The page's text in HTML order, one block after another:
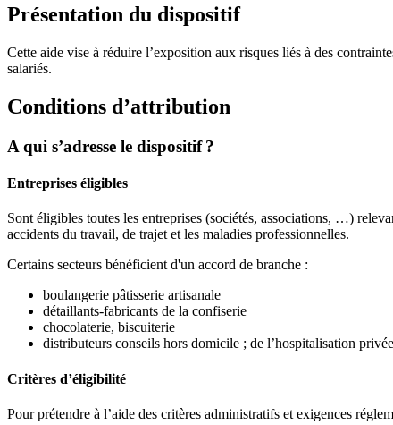
Présentation du dispositif
Cette aide vise à réduire l’exposition aux risques liés à des
salariés.
Conditions d’attribution
A qui s’adresse le dispositif ?
Entreprises éligibles
Sont éligibles toutes les entreprises (sociétés, associations, …)
accidents du travail, de trajet et les maladies professionnelles.
Certains secteurs bénéficient d'un accord de branche :
boulangerie pâtisserie artisanale
détaillants-fabricants de la confiserie
chocolaterie, biscuiterie
distributeurs conseils hors domicile ; de l’hospitalisation
Critères d’éligibilité
Pour prétendre à l’aide des critères administratifs et exigences